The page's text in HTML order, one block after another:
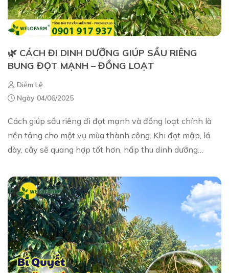
🌿 CÁCH ĐI DINH DƯỠNG GIÚP SẦU RIÊNG
BUNG ĐỌT MẠNH – ĐỒNG LOẠT
Diễm Lệ
Ngày 04/06/2025
Cách giúp sầu riêng đi đọt mạnh và đồng loạt chính là
nền tảng cho một vụ mùa thành công. Khi đọt mập, lá
dày, cây sẽ quang hợp tốt hơn, hấp thu dinh dưỡng